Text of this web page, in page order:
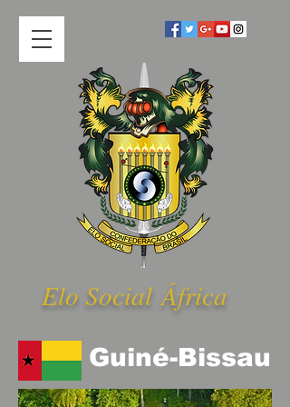
Elo Social África
Guiné-Bissau